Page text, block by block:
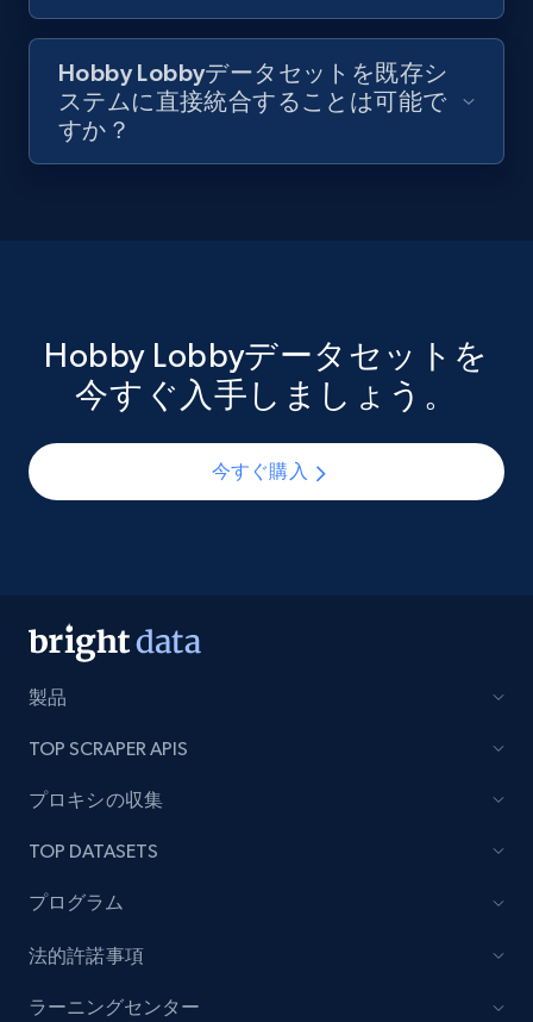
Hobby Lobbyデータセットを既存シ
ステムに直接統合することは可能で
すか？
Hobby Lobbyデータセットを
今すぐ入手しましょう。
今すぐ購入
製品
TOP SCRAPER APIS
プロキシの収集
TOP DATASETS
プログラム
法的許諾事項
ラーニングセンター